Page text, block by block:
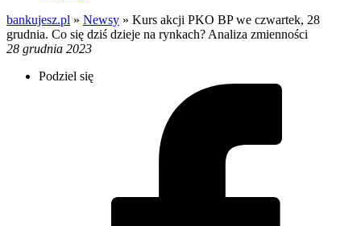
bankujesz.pl » Newsy » Kurs akcji PKO BP we czwartek, 28
grudnia. Co się dziś dzieje na rynkach? Analiza zmienności
28 grudnia 2023
Podziel się